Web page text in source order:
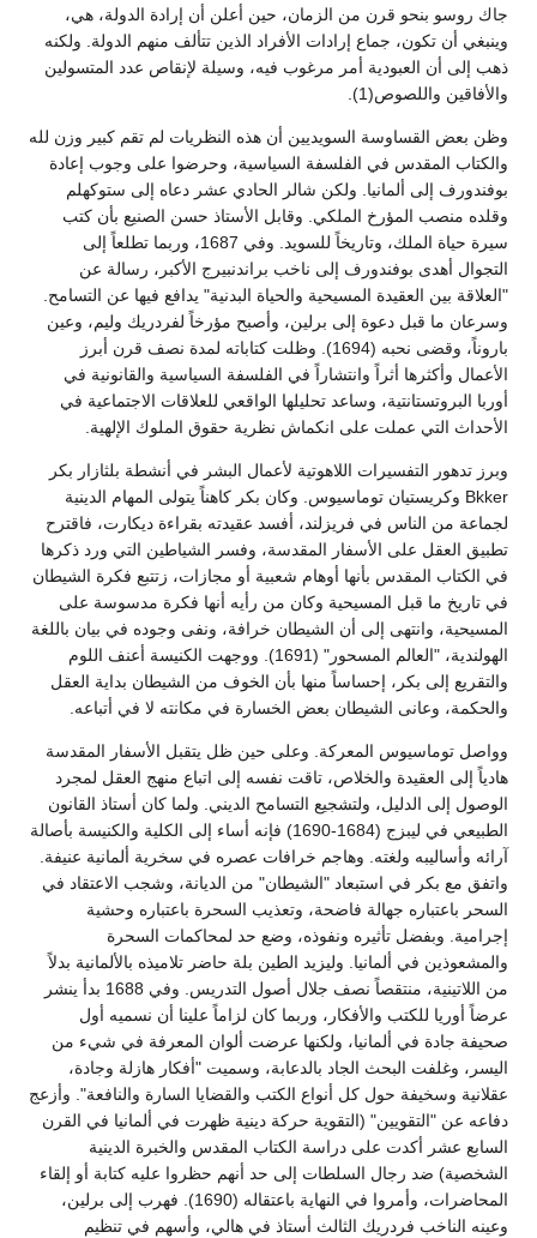
جاك روسو بنحو قرن من الزمان، حين أعلن أن إرادة الدولة، هي،
وينبغي أن تكون، جماع إرادات الأفراد الذين تتألف منهم الدولة. ولكنه
ذهب إلى أن العبودية أمر مرغوب فيه، وسيلة لإنقاص عدد المتسولين
والأفاقين واللصوص(1).
وظن بعض القساوسة السويديين أن هذه النظريات لم تقم كبير وزن لله
والكتاب المقدس في الفلسفة السياسية، وحرضوا على وجوب إعادة
بوفندورف إلى ألمانيا. ولكن شالر الحادي عشر دعاه إلى ستوكهلم
وقلده منصب المؤرخ الملكي. وقابل الأستاذ حسن الصنيع بأن كتب
سيرة حياة الملك، وتاريخاً للسويد. وفي 1687، وربما تطلعاً إلى
التجوال أهدى بوفندورف إلى ناخب براندنبيرج الأكبر، رسالة عن
"العلاقة بين العقيدة المسيحية والحياة البدنية" يدافع فيها عن التسامح.
وسرعان ما قبل دعوة إلى برلين، وأصبح مؤرخاً لفردريك وليم، وعين
باروناً، وقضى نحبه (1694). وظلت كتاباته لمدة نصف قرن أبرز
الأعمال وأكثرها أثراً وانتشاراً في الفلسفة السياسية والقانونية في
أوربا البروتستانتية، وساعد تحليلها الواقعي للعلاقات الاجتماعية في
الأحداث التي عملت على انكماش نظرية حقوق الملوك الإلهية.
وبرز تدهور التفسيرات اللاهوتية لأعمال البشر في أنشطة بلثازار بكر
Bkker وكريستيان توماسيوس. وكان بكر كاهناً يتولى المهام الدينية
لجماعة من الناس في فريزلند، أفسد عقيدته بقراءة ديكارت، فاقترح
تطبيق العقل على الأسفار المقدسة، وفسر الشياطين التي ورد ذكرها
في الكتاب المقدس بأنها أوهام شعبية أو مجازات، زتتبع فكرة الشيطان
في تاريخ ما قبل المسيحية وكان من رأيه أنها فكرة مدسوسة على
المسيحية، وانتهى إلى أن الشيطان خرافة، ونفى وجوده في بيان باللغة
الهولندية، "العالم المسحور" (1691). ووجهت الكنيسة أعنف اللوم
والتقريع إلى بكر، إحساساً منها بأن الخوف من الشيطان بداية العقل
والحكمة، وعانى الشيطان بعض الخسارة في مكانته لا في أتباعه.
وواصل توماسيوس المعركة. وعلى حين ظل يتقبل الأسفار المقدسة
هادياً إلى العقيدة والخلاص، تاقت نفسه إلى اتباع منهج العقل لمجرد
الوصول إلى الدليل، ولتشجيع التسامح الديني. ولما كان أستاذ القانون
الطبيعي في ليبزج (1684-1690) فإنه أساء إلى الكلية والكنيسة بأصالة
آرائه وأساليبه ولغته. وهاجم خرافات عصره في سخرية ألمانية عنيفة.
واتفق مع بكر في استبعاد "الشيطان" من الديانة، وشجب الاعتقاد في
السحر باعتباره جهالة فاضحة، وتعذيب السحرة باعتباره وحشية
إجرامية. وبفضل تأثيره ونفوذه، وضع حد لمحاكمات السحرة
والمشعوذين في ألمانيا. وليزيد الطين بلة حاضر تلاميذه بالألمانية بدلاً
من اللاتينية، منتقصاً نصف جلال أصول التدريس. وفي 1688 بدأ ينشر
عرضاً أوريا للكتب والأفكار، وربما كان لزاماً علينا أن نسميه أول
صحيفة جادة في ألمانيا، ولكنها عرضت ألوان المعرفة في شيء من
اليسر، وغلفت البحث الجاد بالدعابة، وسميت "أفكار هازلة وجادة،
عقلانية وسخيفة حول كل أنواع الكتب والقضايا السارة والنافعة". وأزعج
دفاعه عن "التقويين" (التقوية حركة دينية ظهرت في ألمانيا في القرن
السابع عشر أكدت على دراسة الكتاب المقدس والخبرة الدينية
الشخصية) ضد رجال السلطات إلى حد أنهم حظروا عليه كتابة أو إلقاء
المحاضرات، وأمروا في النهاية باعتقاله (1690). فهرب إلى برلين،
وعينه الناخب فردريك الثالث أستاذ في هالي، وأسهم في تنظيم